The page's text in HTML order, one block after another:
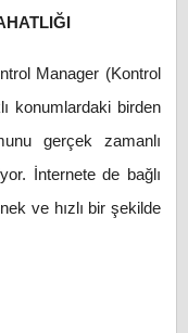
Manager (Kontrol
konumlardaki birden
gerçek zamanlı
İnternete de bağlı
ve hızlı bir şekilde